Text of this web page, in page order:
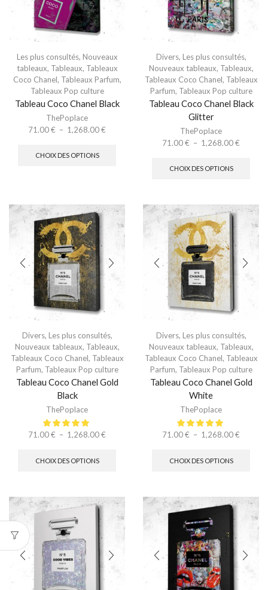
Les plus consultés, Nouveaux
tableaux, Tableaux, Tableaux
Coco Chanel, Tableaux Parfum,
Tableaux Pop culture
Tableau Coco Chanel Black
ThePoplace
71.00€ – 1,268.00€
CHOIX DES OPTIONS
Divers, Les plus consultés,
Nouveaux tableaux, Tableaux,
Tableaux Coco Chanel, Tableaux
Parfum, Tableaux Pop culture
Tableau Coco Chanel Black
Glitter
ThePoplace
71.00€ – 1,268.00€
CHOIX DES OPTIONS
Divers, Les plus consultés,
Nouveaux tableaux, Tableaux,
Tableaux Coco Chanel, Tableaux
Parfum, Tableaux Pop culture
Tableau Coco Chanel Gold
Black
ThePoplace
71.00€ – 1,268.00€
CHOIX DES OPTIONS
Divers, Les plus consultés,
Nouveaux tableaux, Tableaux,
Tableaux Coco Chanel, Tableaux
Parfum, Tableaux Pop culture
Tableau Coco Chanel Gold
White
ThePoplace
71.00€ – 1,268.00€
CHOIX DES OPTIONS